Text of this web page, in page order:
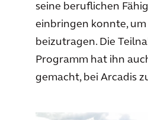
seine beruflichen
einbringen konnte,
beizutragen. Die
Programm hat ihn
gemacht, bei Arcadis